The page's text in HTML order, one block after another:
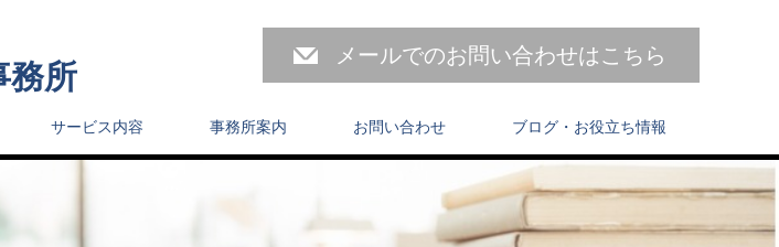
務所
メールでのお問い合わせはこちら
サービス内容 事務所案内 お問い合わせ ブログ・お役立ち情報